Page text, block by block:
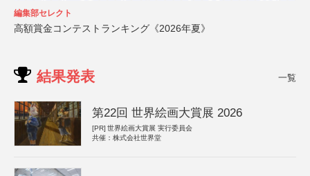
編集部セレクト
高額賞金コンテストランキング《2026年夏》
結果発表 一覧
第22回 世界絵画大賞展 2026
[PR] 世界絵画大賞展 実行委員会
共催：株式会社世界堂